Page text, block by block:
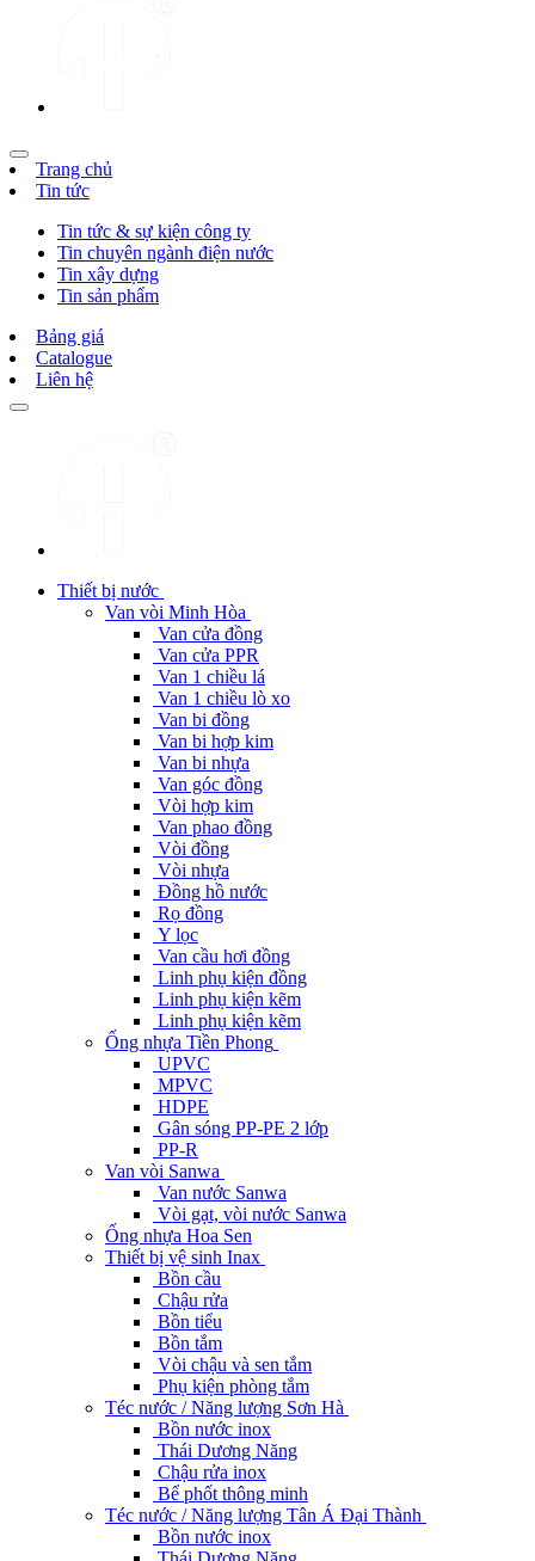
Trang chủ
Tin tức
Tin tức & sự kiện công ty
Tin chuyên ngành điện nước
Tin xây dựng
Tin sản phẩm
Bảng giá
Catalogue
Liên hệ
Thiết bị nước
Van vòi Minh Hòa
Van cửa đồng
Van cửa PPR
Van 1 chiều lá
Van 1 chiều lò xo
Van bi đồng
Van bi hợp kim
Van bi nhựa
Van góc đồng
Vòi hợp kim
Van phao đồng
Vòi đồng
Vòi nhựa
Đồng hồ nước
Rọ đồng
Y lọc
Van cầu hơi đồng
Linh phụ kiện đồng
Linh phụ kiện kẽm
Linh phụ kiện kẽm
Ống nhựa Tiền Phong
UPVC
MPVC
HDPE
Gân sóng PP-PE 2 lớp
PP-R
Van vòi Sanwa
Van nước Sanwa
Vòi gạt, vòi nước Sanwa
Ống nhựa Hoa Sen
Thiết bị vệ sinh Inax
Bồn cầu
Chậu rửa
Bồn tiểu
Bồn tắm
Vòi chậu và sen tắm
Phụ kiện phòng tắm
Téc nước / Năng lượng Sơn Hà
Bồn nước inox
Thái Dương Năng
Chậu rửa inox
Bể phốt thông minh
Téc nước / Năng lượng Tân Á Đại Thành
Bồn nước inox